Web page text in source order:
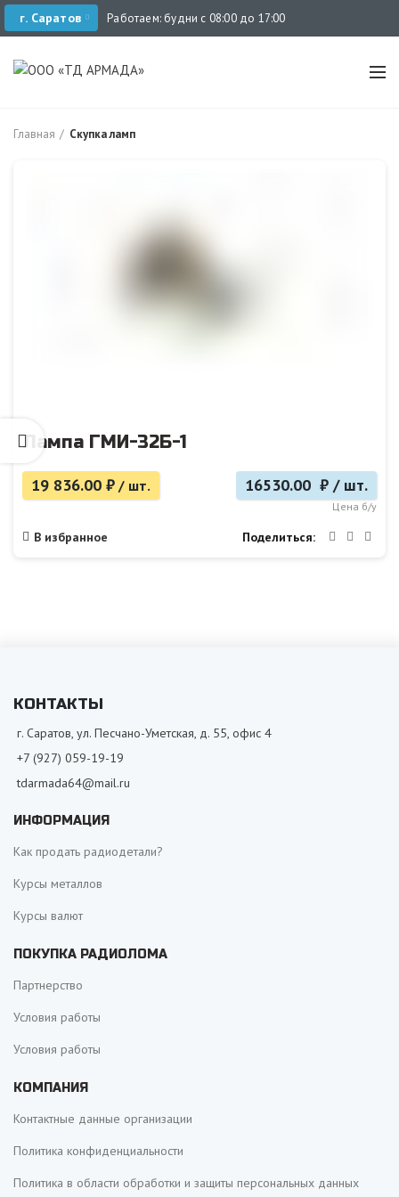
г. Саратов Работаем: будни с 08:00 до 17:00
Главная Скупка ламп
Лампа ГМИ-32Б-1
19 836.00 ₽ / шт. 16530.00 ₽ / шт.
Цена б/у
В избранное Поделиться
КОНТАКТЫ
г. Саратов, ул. Песчано-Уметская, д. 55, офис 4
+7 (927) 059-19-19
tdarmada64@mail.ru
ИНФОРМАЦИЯ
Как продать радиодетали?
Курсы металлов
Курсы валют
ПОКУПКА РАДИОЛОМА
Партнерство
Условия работы
Условия работы
КОМПАНИЯ
Контактные данные организации
Политика конфиденциальности
Политика в области обработки и защиты персональных данных